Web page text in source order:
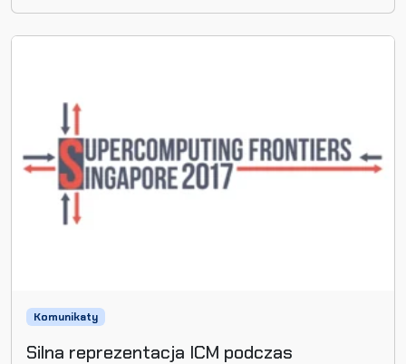
Komunikaty
Silna reprezentacja ICM podczas